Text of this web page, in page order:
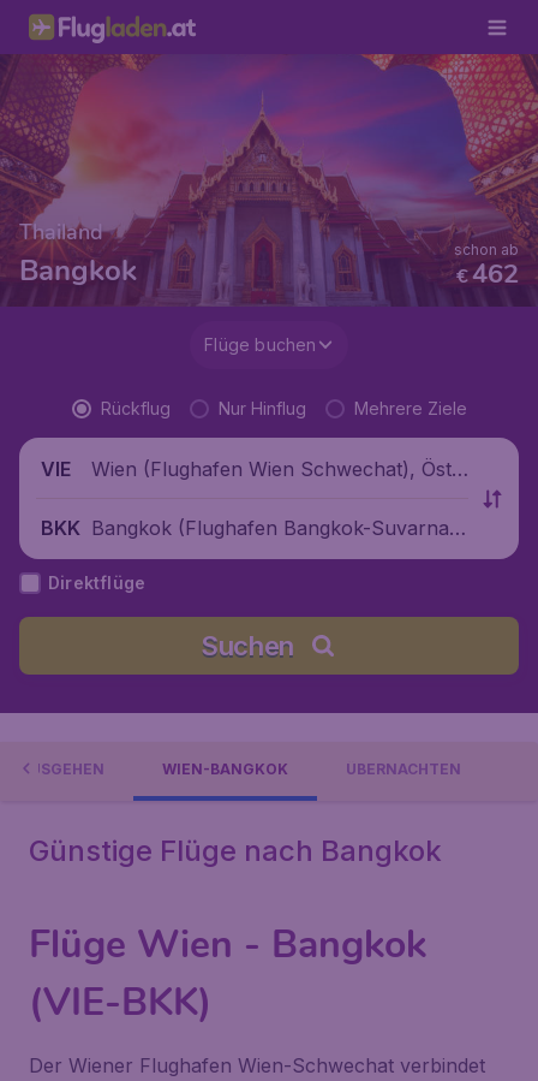
Thailand
Bangkok €462
schon ab
Flüge buchen
Rückflug Nur Hinflug Mehrere Ziele
VIE
Wien (Flughafen Wien Schwechat), Öste
BKK Bangkok (Flughafen Bangkok-Suvarnab
humi), Thailand
Direktflüge
Suchen
AUSGEHEN WIEN-BANGKOK ÜBERNACHTEN
Günstige Flüge nach Bangkok
Flüge Wien - Bangkok
(VIE-BKK)
Der Wiener Flughafen Wien-Schwechat verbindet